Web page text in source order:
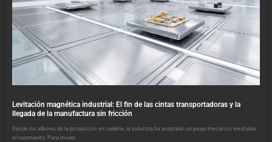
Levitación magnética industrial: El fin de las cintas transportadoras y la
llegada de la manufactura sin fricción
Desde los albores de la producción en cadena, la industria ha aceptado un peaje mecánico inevitable:
el rozamiento. Para mover